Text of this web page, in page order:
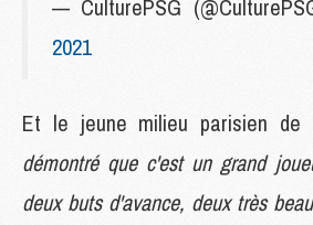
— CulturePSG
2021
Et le jeune milieu parisien de
démontré que c'est un grand
deux buts d'avance, deux très